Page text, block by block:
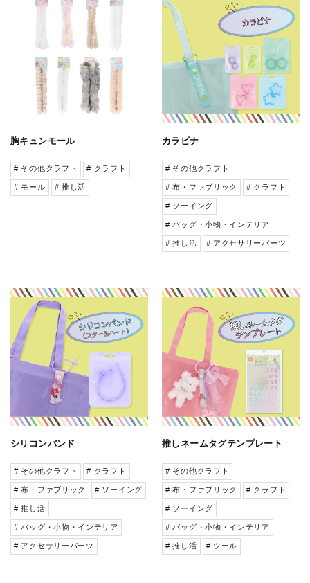
胸キュンモール
# その他クラフト # クラフト
# モール # 推し活
カラビナ
# その他クラフト
# 布・ファブリック # クラフト
# ソーイング
# バッグ・小物・インテリア
# 推し活 # アクセサリーパーツ
シリコンバンド
# その他クラフト # クラフト
# 布・ファブリック # ソーイング
# 推し活
# バッグ・小物・インテリア
# アクセサリーパーツ
推しネームタグテンプレート
# その他クラフト
# 布・ファブリック # クラフト
# ソーイング
# バッグ・小物・インテリア
# 推し活 # ツール